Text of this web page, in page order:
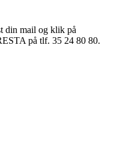
din mail og klik på
på tlf. 35 24 80 80.